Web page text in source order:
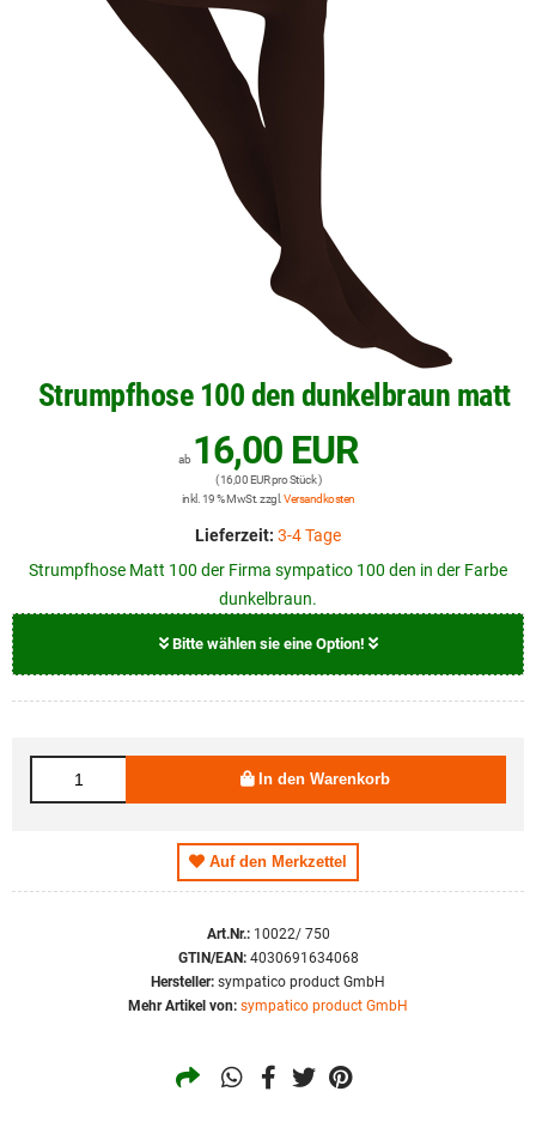
Strumpfhose 100 den dunkelbraun matt
ab 16,00 EUR
( 16,00 EUR pro Stück )
inkl. 19 % MwSt. zzgl. Versandkosten
Lieferzeit: 3-4 Tage
Strumpfhose Matt 100 der Firma sympatico 100 den in der Farbe
dunkelbraun.
Bitte wählen sie eine Option!
M 16,00 EUR
In den Warenkorb
Auf den Merkzettel
Art.Nr.:10022/ 750
GTIN/EAN:4030691634068
Hersteller: sympatico product GmbH
Mehr Artikel von: sympatico product GmbH